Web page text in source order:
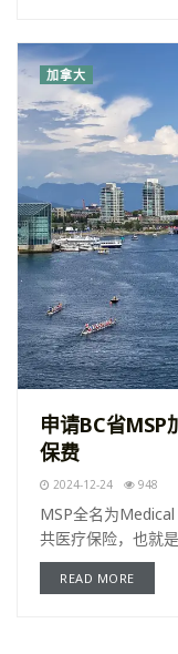
加拿大
申请BC省MSP
保费
2024-12-24 948
MSP全名为
共医疗保险，也就
READ MORE